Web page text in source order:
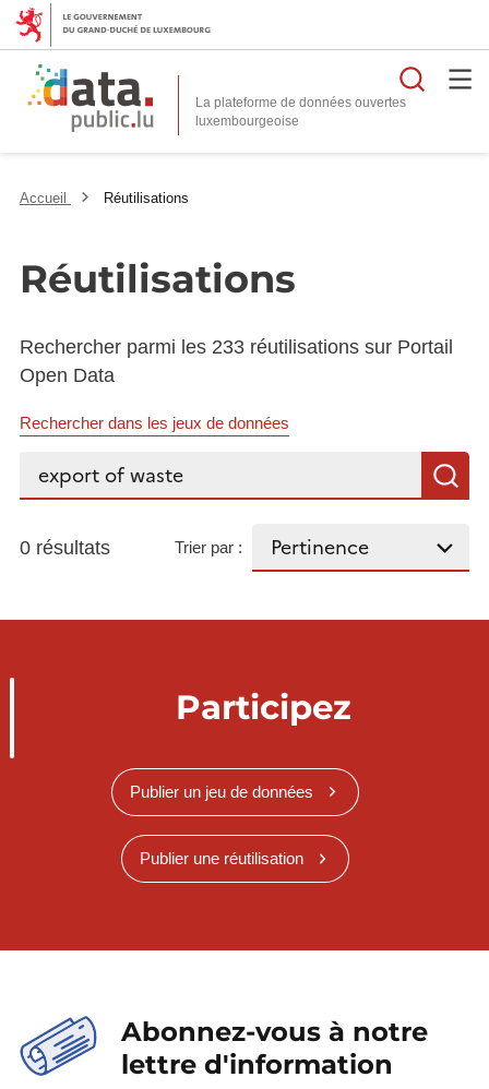
La plateforme de données ouvertes
Accueil Réutilisations
Réutilisations
Rechercher parmi les 233 réutilisations sur Portail
Open Data
Rechercher dans les jeux de données
Rechercher...
0 résultats Trier par :
Participez
Publier un jeu de données
Publier une réutilisation
Abonnez-vous à notre
lettre d'information